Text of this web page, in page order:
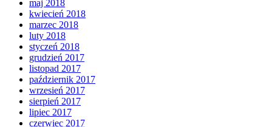
maj 2018
kwiecień 2018
marzec 2018
luty 2018
styczeń 2018
grudzień 2017
listopad 2017
październik 2017
wrzesień 2017
sierpień 2017
lipiec 2017
czerwiec 2017